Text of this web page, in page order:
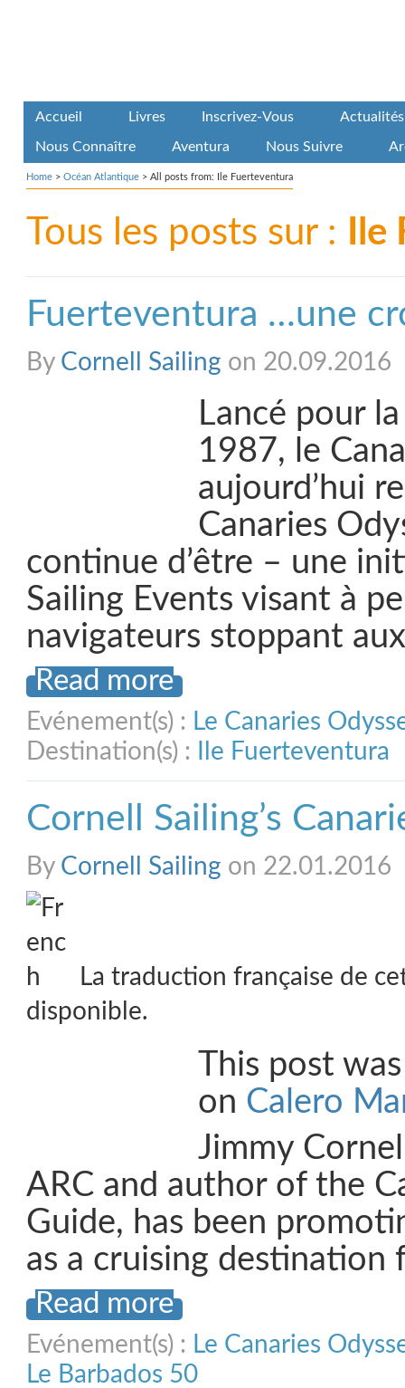
Accueil Livres Inscrivez-Vous Actualités
Nous Connaître Aventura Nous Suivre
Home > Océan Atlantique > All posts from: Ile Fuerteventura
Tous les posts sur :
Fuerteventura …une
By Cornell Sailing on 20.09.2016
Lancé pour
1987, le
aujourd’hui
Canaries
continue d’être – une
Sailing Events visant à
navigateurs stoppant
Read more
Evénement(s) : Le Canaries
Destination(s) :
Ile Fuerteventura
Cornell Sailing’s
By Cornell Sailing on 22.01.2016
La traduction française de
disponible.
This post
on Calero
Jimmy
ARC and author of the
Guide, has been
as a cruising destination
Read more
Evénement(s) : Le Canaries
Le Barbados 50